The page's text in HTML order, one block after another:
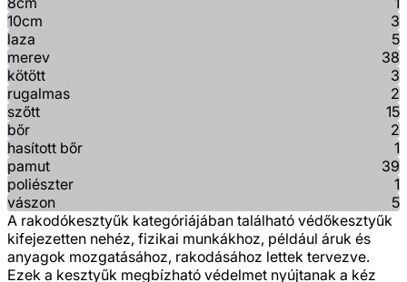
10cm
3
laza
5
merev
38
kötött
3
rugalmas
2
szőtt
15
bőr
2
hasított bőr
1
pamut
39
poliészter
1
vászon
5
A rakodókesztyűk kategóriájában található védőkesztyűk
kifejezetten nehéz, fizikai munkákhoz, például áruk és
anyagok mozgatásához, rakodásához lettek tervezve.
Ezek a kesztyűk megbízható védelmet nyújtanak a kéz